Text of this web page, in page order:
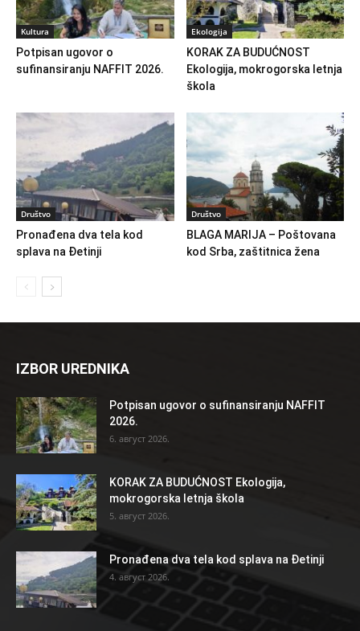
Kultura
Potpisan ugovor o
sufinansiranju NAFFIT 2026.
Ekologija
KORAK ZA BUDUĆNOST
Ekologija, mokrogorska letnja
škola
Društvo
Pronađena dva tela kod
splava na Đetinji
Društvo
BLAGA MARIJA – Poštovana
kod Srba, zaštitnica žena
IZBOR UREDNIKA
Potpisan ugovor o sufinansiranju NAFFIT
2026.
6. август 2026.
KORAK ZA BUDUĆNOST Ekologija,
mokrogorska letnja škola
5. август 2026.
Pronađena dva tela kod splava na Đetinji
4. август 2026.